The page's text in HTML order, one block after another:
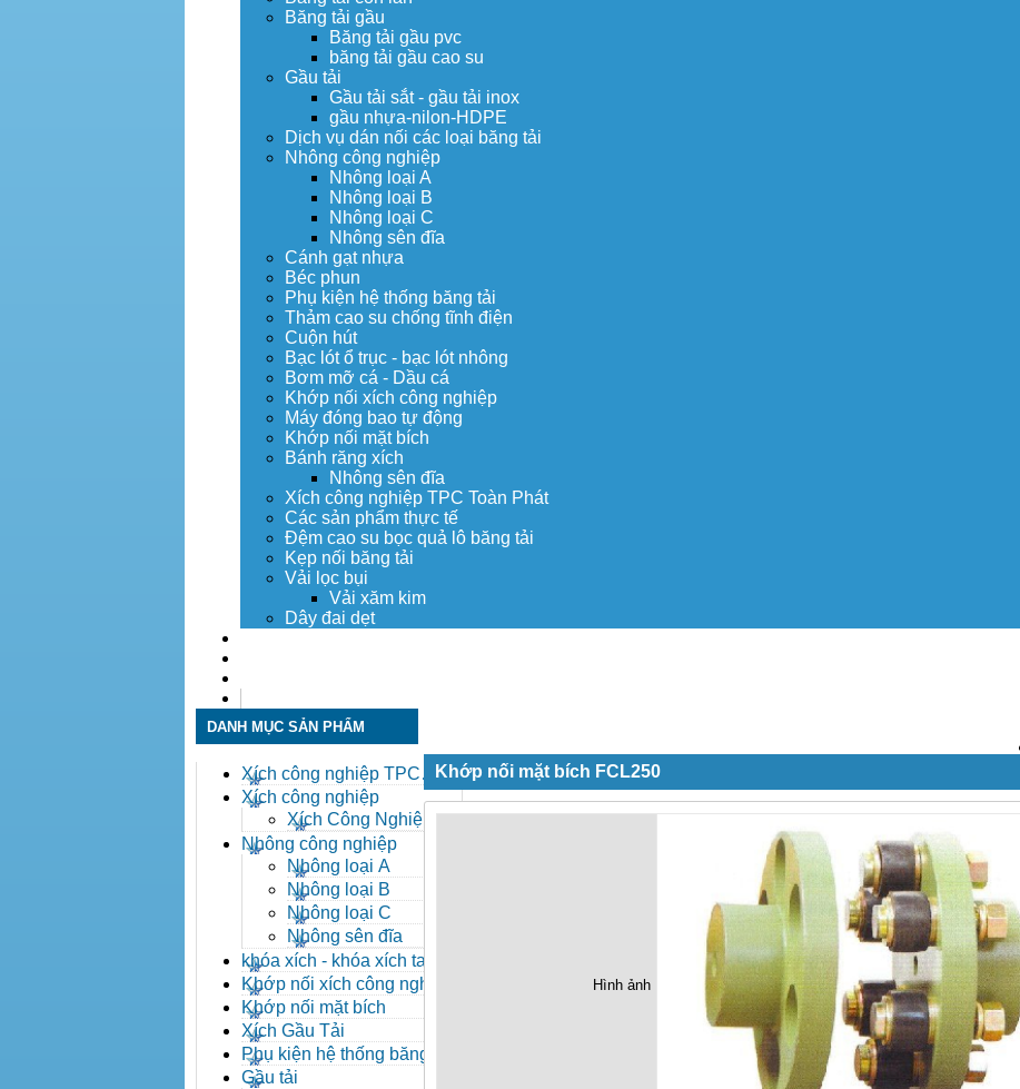
Băng tải gầu
Băng tải gầu pvc
băng tải gầu cao su
Gầu tải
Gầu tải sắt - gầu tải inox
gầu nhựa-nilon-HDPE
Dịch vụ dán nối các loại băng tải
Nhông công nghiệp
Nhông loại A
Nhông loại B
Nhông loại C
Nhông sên đĩa
Cánh gạt nhựa
Béc phun
Phụ kiện hệ thống băng tải
Thảm cao su chống tĩnh điện
Cuộn hút
Bạc lót ổ trục - bạc lót nhông
Bơm mỡ cá - Dầu cá
Khớp nối xích công nghiệp
Máy đóng bao tự động
Khớp nối mặt bích
Bánh răng xích
Nhông sên đĩa
Xích công nghiệp TPC Toàn Phát
Các sản phẩm thực tế
Đệm cao su bọc quả lô băng tải
Kẹp nối băng tải
Vải lọc bụi
Vải xăm kim
Dây đai dẹt
DANH MỤC SẢN PHẨM
Xích công nghiệp TPC
Toàn Phát
Xích công nghiệp
Xích Công Nghiệp -
Xich Cong Nghiep
Nhông công nghiệp
Nhông loại A
Nhông loại B
Nhông loại C
Nhông sên đĩa
khóa xích - khóa xích tai eo
- khóa xích công nghiệp
Khớp nối xích công nghiệp
Khớp nối mặt bích
Xích Gầu Tải
Phụ kiện hệ thống băng tải
Gầu tải
Khớp nối mặt bích FCL250
Hình ảnh